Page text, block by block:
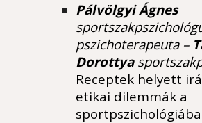
Pálvölgyi Ágnes
pszichoterapeuta –
Dorottya
Receptek helyett
etikai dilemmák a